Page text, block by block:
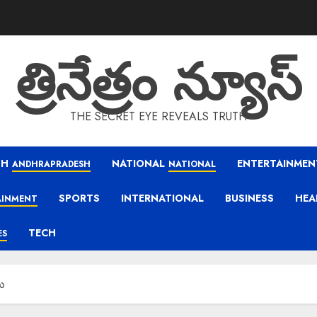
త్రినేత్రం న్యూస్
THE SECRET EYE REVEALS TRUTH
ANDHRAPRADESH NATIONAL NATIONAL
SPORTS INTERNATIONAL BUSINESS
TECH